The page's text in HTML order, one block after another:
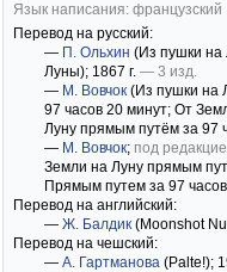
Язык написания: французский
Перевод на русский:
— П. Ольхин (Из пушки
Луны); 1867 г. — 3 изд.
— М. Вовчок (Из пушки на
97 часов 20 минут; От
Луну прямым путём за 97
— М. Вовчок; под
Земли на Луну прямым
Прямым путем за 97
Перевод на английский:
— Ж. Балдик (Moonshot
Перевод на чешский:
— А. Гартманова (Palte!);